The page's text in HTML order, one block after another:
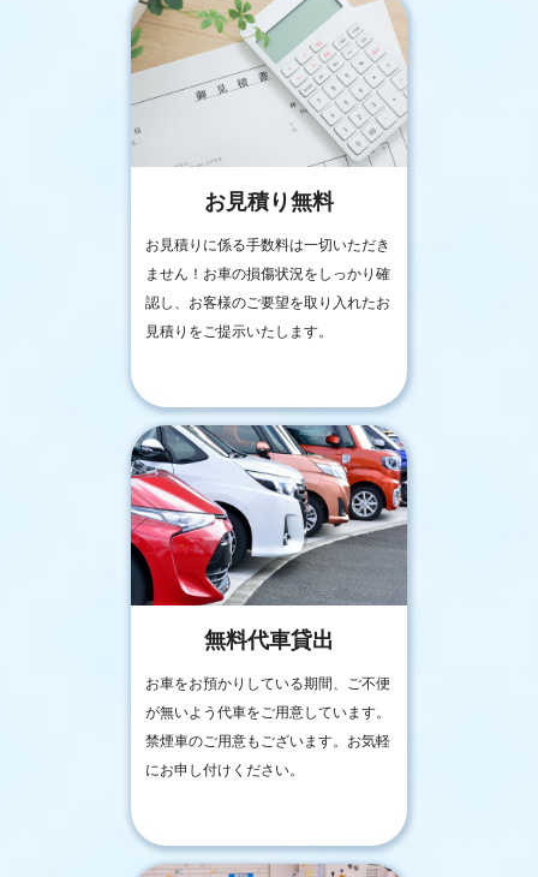
お見積り無料
お見積りに係る手数料は一切いただき
ません！お車の損傷状況をしっかり確
認し、お客様のご要望を取り入れたお
見積りをご提示いたします。
無料代車貸出
お車をお預かりしている期間、ご不便
が無いよう代車をご用意しています。
禁煙車のご用意もございます。お気軽
にお申し付けください。